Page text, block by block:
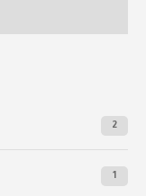
2
1